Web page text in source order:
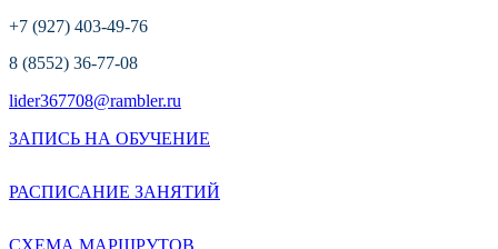
+7 (927) 403-49-76
8 (8552) 36-77-08
lider367708@rambler.ru
ЗАПИСЬ НА ОБУЧЕНИЕ
РАСПИСАНИЕ ЗАНЯТИЙ
СХЕМА МАРШРУТОВ